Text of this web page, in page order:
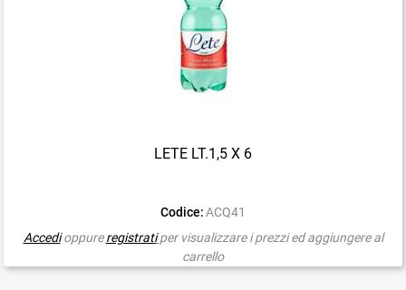
LETE LT.1,5 X 6
Codice: ACQ41
Accedioppureregistrati per visualizzare i prezzi ed aggiungere al
carrello